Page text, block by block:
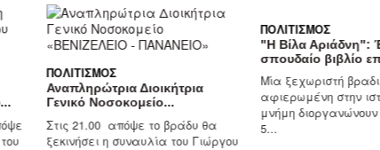
ΠΟΛΙΤΙΣΜΌΣ
Αναπληρώτρια Διοικήτρια
Γενικό Νοσοκομείο...
Στις 21.00 απόψε το βράδυ θα
ξεκινήσει η συναυλία του Γιώργου
ΠΟΛΙΤΙΣΜΌΣ
"Η Βίλα Αριάδνη":
σπουδαίο βιβλίο
Μία ξεχωριστή
αφιερωμένη στην
μνήμη
5...